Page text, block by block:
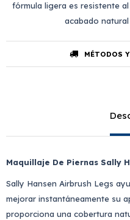
fórmula ligera es resistente
acabado
MÉTODOS
Maquillaje De Piernas Sally
Sally Hansen Airbrush Legs
mejorar instantáneamente su
proporciona una cobertura